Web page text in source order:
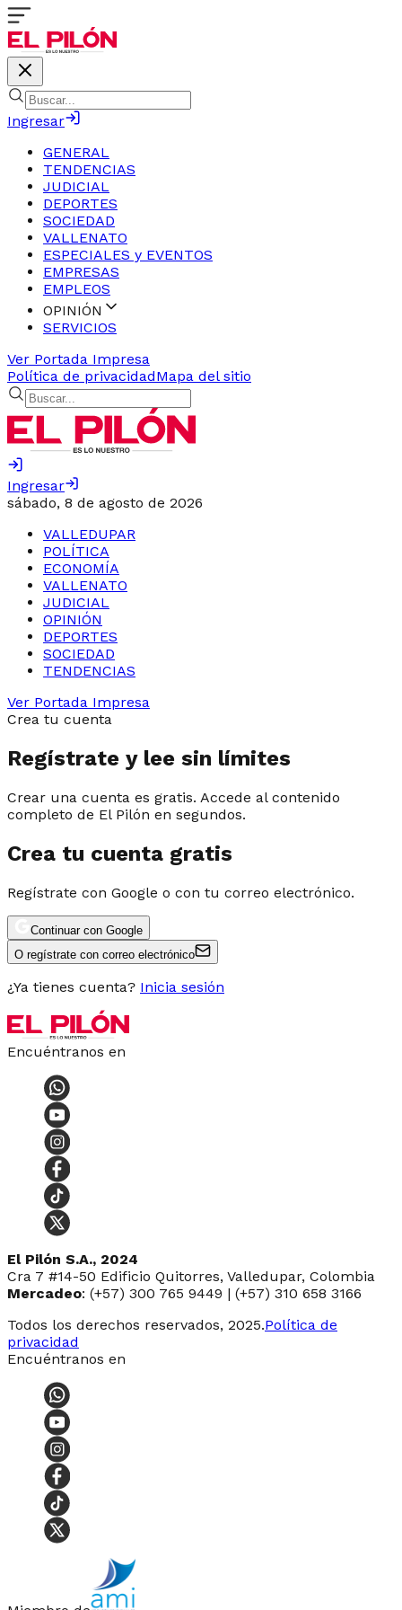
Ingresar
GENERAL
TENDENCIAS
JUDICIAL
DEPORTES
SOCIEDAD
VALLENATO
ESPECIALES y EVENTOS
EMPRESAS
EMPLEOS
OPINIÓN
SERVICIOS
Ver Portada Impresa
Política de privacidadMapa del sitio
Ingresar
sábado, 8 de agosto de 2026
VALLEDUPAR
POLÍTICA
ECONOMÍA
VALLENATO
JUDICIAL
OPINIÓN
DEPORTES
SOCIEDAD
TENDENCIAS
Ver Portada Impresa
Crea tu cuenta
Regístrate y lee sin límites
Crear una cuenta es gratis. Accede al contenido
completo de El Pilón en segundos.
Crea tu cuenta gratis
Regístrate con Google o con tu correo electrónico.
Continuar con Google
O regístrate con correo electrónico
¿Ya tienes cuenta? Inicia sesión
Encuéntranos en
El Pilón S.A., 2024
Cra 7 #14-50 Edificio Quitorres, Valledupar, Colombia
Mercadeo: (+57) 300 765 9449 | (+57) 310 658 3166
Todos los derechos reservados, 2025.Política de
privacidad
Encuéntranos en